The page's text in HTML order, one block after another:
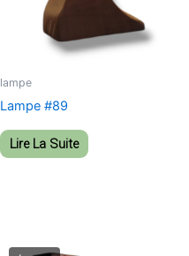
lampe
Lampe #89
Lire La Suite